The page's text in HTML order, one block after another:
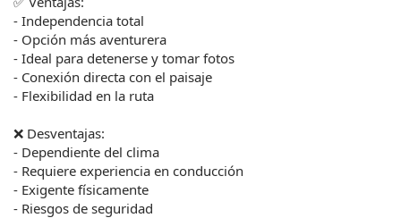
- Independencia total
- Opción más aventurera
- Ideal para detenerse y tomar fotos
- Conexión directa con el paisaje
- Flexibilidad en la ruta
❌ Desventajas:
- Dependiente del clima
- Requiere experiencia en conducción
- Exigente físicamente
- Riesgos de seguridad